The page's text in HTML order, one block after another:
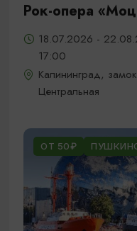
Рок-опера
18.07.2026 -
17:00
Калининград,
Центральная
ОТ 50₽